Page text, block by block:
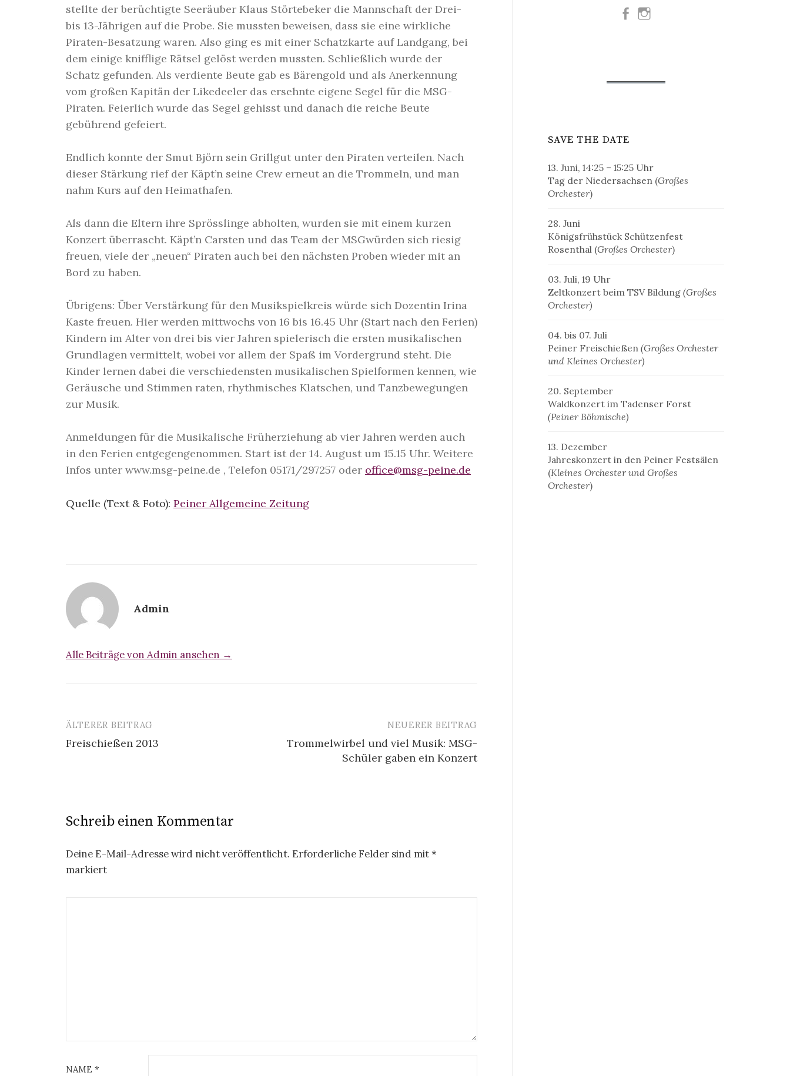
stellte der berüchtigte Seeräuber Klaus Störtebeker die Mannschaft der Drei-
bis 13-Jährigen auf die Probe. Sie mussten beweisen, dass sie eine wirkliche
Piraten-Besatzung waren. Also ging es mit einer Schatzkarte auf Landgang, bei
dem einige knifflige Rätsel gelöst werden mussten. Schließlich wurde der
Schatz gefunden. Als verdiente Beute gab es Bärengold und als Anerkennung
vom großen Kapitän der Likedeeler das ersehnte eigene Segel für die MSG-
Piraten. Feierlich wurde das Segel gehisst und danach die reiche Beute
gebührend gefeiert.
Endlich konnte der Smut Björn sein Grillgut unter den Piraten verteilen. Nach
dieser Stärkung rief der Käpt’n seine Crew erneut an die Trommeln, und man
nahm Kurs auf den Heimathafen.
Als dann die Eltern ihre Sprösslinge abholten, wurden sie mit einem kurzen
Konzert überrascht. Käpt’n Carsten und das Team der MSGwürden sich riesig
freuen, viele der „neuen“ Piraten auch bei den nächsten Proben wieder mit an
Bord zu haben.
Übrigens: Über Verstärkung für den Musikspielkreis würde sich Dozentin Irina
Kaste freuen. Hier werden mittwochs von 16 bis 16.45 Uhr (Start nach den Ferien)
Kindern im Alter von drei bis vier Jahren spielerisch die ersten musikalischen
Grundlagen vermittelt, wobei vor allem der Spaß im Vordergrund steht. Die
Kinder lernen dabei die verschiedensten musikalischen Spielformen kennen, wie
Geräusche und Stimmen raten, rhythmisches Klatschen, und Tanzbewegungen
zur Musik.
Anmeldungen für die Musikalische Früherziehung ab vier Jahren werden auch
in den Ferien entgegengenommen. Start ist der 14. August um 15.15 Uhr. Weitere
Infos unter www.msg-peine.de , Telefon 05171/297257 oder office@msg-peine.de
Quelle (Text & Foto): Peiner Allgemeine Zeitung
Admin
Alle Beiträge von Admin ansehen →
Beitrags-
Navigation
ÄLTERER BEITRAG
Freischießen 2013
NEUERER BEITRAG
Trommelwirbel und viel Musik: MSG-
Schüler gaben ein Konzert
Schreib einen Kommentar
Deine E-Mail-Adresse wird nicht veröffentlicht. Erforderliche Felder sind mit*
markiert
NAME *
SAVE THE DATE
13. Juni, 14:25 – 15:25 Uhr
Tag der Niedersachsen (Großes
Orchester)
28. Juni
Königsfrühstück Schützenfest
Rosenthal (Großes Orchester)
03. Juli, 19 Uhr
Zeltkonzert beim TSV Bildung(Großes
Orchester)
04. bis 07. Juli
Peiner Freischießen(Großes Orchester
und Kleines Orchester)
20. September
Waldkonzert im Tadenser Forst
(Peiner Böhmische)
13. Dezember
Jahreskonzert in den Peiner Festsälen
(Kleines Orchester und Großes
Orchester)